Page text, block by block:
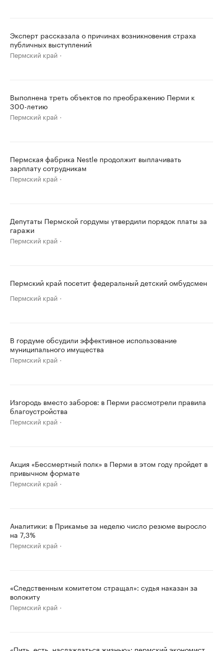
Эксперт рассказала о причинах возникновения страха
публичных выступлений
Пермский край
Выполнена треть объектов по преображению Перми к
300-летию
Пермский край
Пермская фабрика Nestle продолжит выплачивать
зарплату сотрудникам
Пермский край
Депутаты Пермской гордумы утвердили порядок платы за
гаражи
Пермский край
Пермский край посетит федеральный детский омбудсмен
Пермский край
В гордуме обсудили эффективное использование
муниципального имущества
Пермский край
Изгородь вместо заборов: в Перми рассмотрели правила
благоустройства
Пермский край
Акция «Бессмертный полк» в Перми в этом году пройдет в
привычном формате
Пермский край
Аналитики: в Прикамье за неделю число резюме выросло
на 7,3%
Пермский край
«Следственным комитетом стращал»: судья наказан за
волокиту
Пермский край